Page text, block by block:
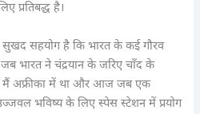
प्रतिबद्ध है।
सुखद सहयोग है कि भारत के कई गौरव
भारत ने चंद्रयान के जरिए चाँद के
मैं अफ्रीका में था और आज जब एक
उज्जवल भविष्य के लिए स्पेस स्टेशन में प्रयोग